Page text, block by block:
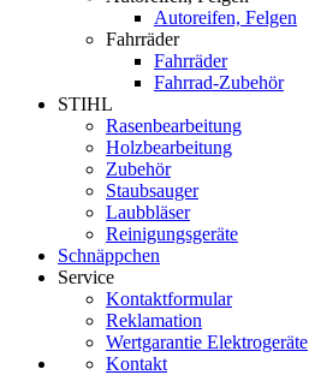
Autoreifen, Felgen
Fahrräder
Fahrräder
Fahrrad-Zubehör
STIHL
Rasenbearbeitung
Holzbearbeitung
Zubehör
Staubsauger
Laubbläser
Reinigungsgeräte
Schnäppchen
Service
Kontaktformular
Reklamation
Wertgarantie Elektrogeräte
Kontakt